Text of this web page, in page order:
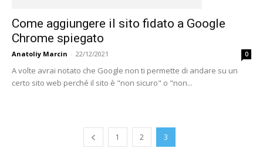
Come aggiungere il sito fidato a Google
Chrome spiegato
Anatoliy Marcin - 22/12/2021 0
A volte avrai notato che Google non ti permette di andare su un
certo sito web perché il sito è "non sicuro" o "non...
1 2 3